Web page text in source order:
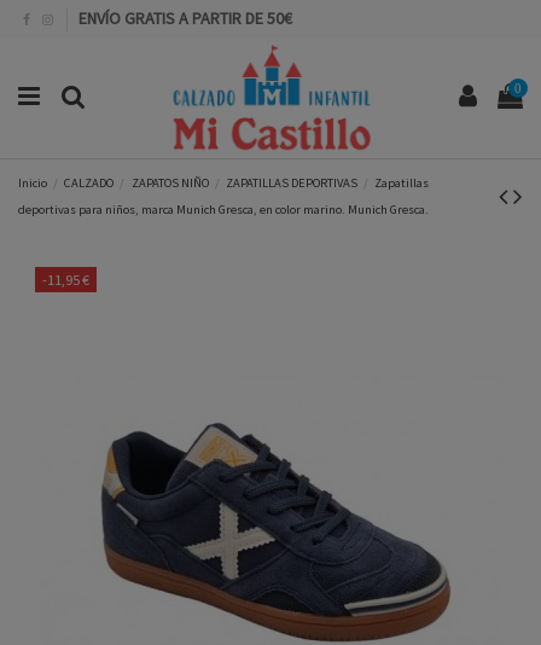
ENVÍO GRATIS A PARTIR DE 50€
0
Inicio CALZADO ZAPATOS NIÑO ZAPATILLAS DEPORTIVAS
Zapatillas
deportivas para niños, marca Munich Gresca, en color marino. Munich Gresca.
-11,95 €